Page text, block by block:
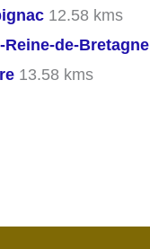
12.58 kms
Reine-de-Bretagne
13.58 kms